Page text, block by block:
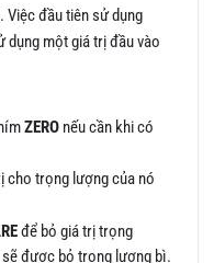
Việc đầu tiên sử dụng
dụng một giá trị đầu vào
ZERO nếu cần khi có
cho trọng lượng của nó
để bỏ giá trị trọng
được bỏ trọng lượng bì.